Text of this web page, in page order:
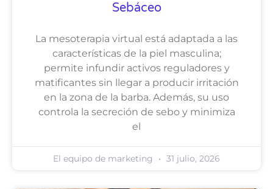
Sebáceo
La mesoterapia virtual está adaptada a las
características de la piel masculina;
permite infundir activos reguladores y
matificantes sin llegar a producir irritación
en la zona de la barba. Además, su uso
controla la secreción de sebo y minimiza
el
El equipo de marketing 31 julio, 2026